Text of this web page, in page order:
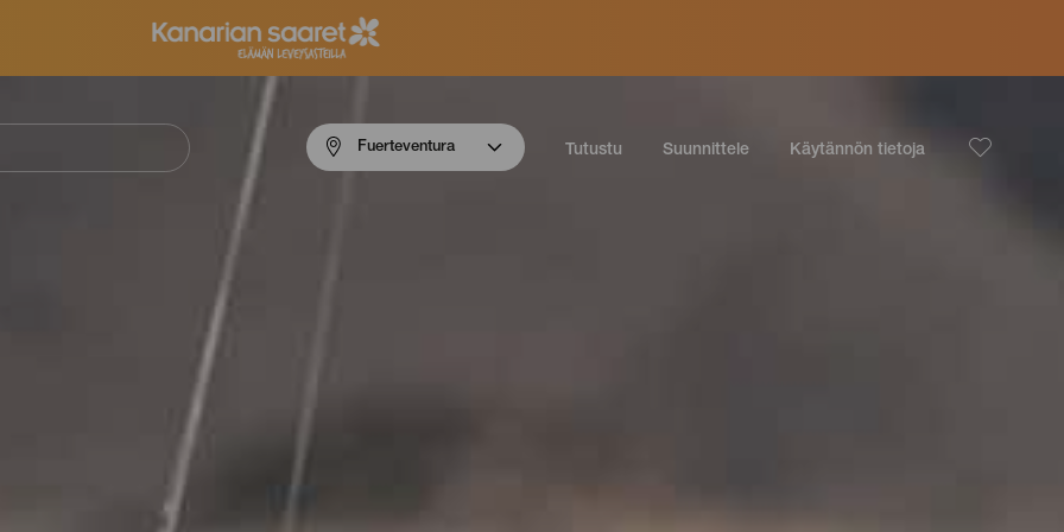
Menú
Fuerteventura
Fuerteventura Tutustu Suunnittele Käytännön tietoja